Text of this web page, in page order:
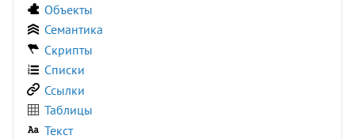
<ul>
<var>
<video>
<wbr>
<xmp>
Объекты
Семантика
Скрипты
Списки
Ссылки
Таблицы
Текст